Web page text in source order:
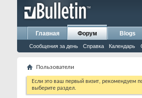
Главная Форум
Сообщения за день Справка Календарь
Blogs
Пользователи
Если это ваш первый визит, рекомендуем
выберите раздел.